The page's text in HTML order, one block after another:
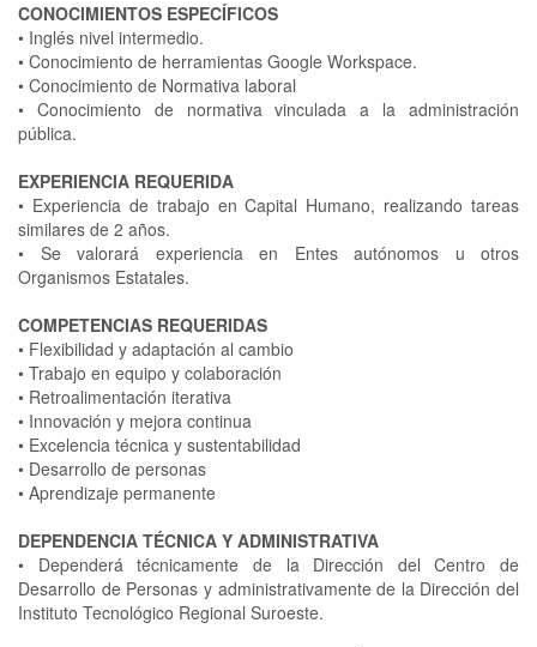
CONOCIMIENTOS ESPECÍFICOS
• Inglés nivel intermedio.
• Conocimiento de herramientas Google Workspace.
• Conocimiento de Normativa laboral
• Conocimiento de normativa vinculada a la administración
pública.
EXPERIENCIA REQUERIDA
• Experiencia de trabajo en Capital Humano, realizando tareas
similares de 2 años.
•
Se valorará experiencia en Entes autónomos u otros
Organismos Estatales.
COMPETENCIAS REQUERIDAS
• Flexibilidad y adaptación al cambio
• Trabajo en equipo y colaboración
• Retroalimentación iterativa
• Innovación y mejora continua
• Excelencia técnica y sustentabilidad
• Desarrollo de personas
• Aprendizaje permanente
DEPENDENCIA TÉCNICA Y ADMINISTRATIVA
•
Dependerá técnicamente de la Dirección del Centro de
Desarrollo de Personas y administrativamente de la Dirección del
Instituto Tecnológico Regional Suroeste.